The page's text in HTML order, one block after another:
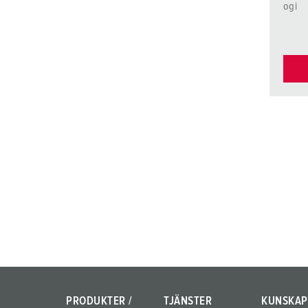
ogi
PRODUKTER / TJÄNSTER KUNSKAP